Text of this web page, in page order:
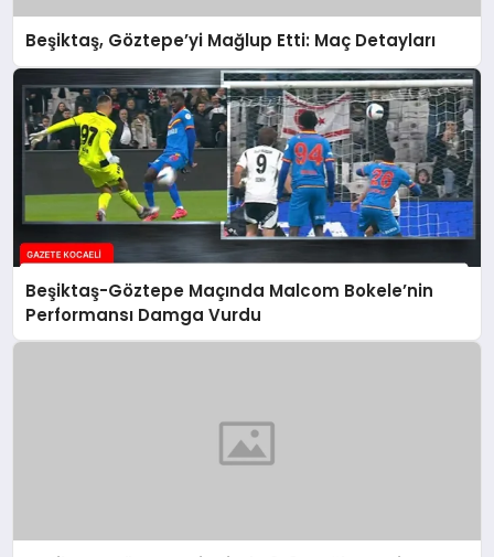
Beşiktaş, Göztepe’yi Mağlup Etti: Maç Detayları
Beşiktaş-Göztepe Maçında Malcom Bokele’nin
Performansı Damga Vurdu